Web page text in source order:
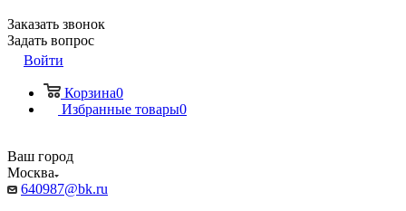
Заказать звонок
Задать вопрос
Войти
Корзина0
Избранные товары0
Ваш город
Москва
640987@bk.ru